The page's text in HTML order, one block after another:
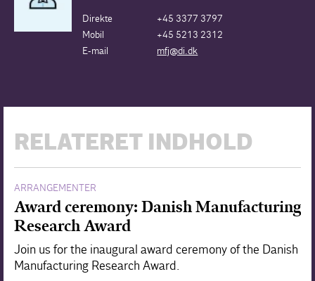
Direkte
+45 3377 3797
Mobil
+45 5213 2312
E-mail
mfj@di.dk
RELATERET INDHOLD
ARRANGEMENTER
Award ceremony: Danish Manufacturing
Research Award
Join us for the inaugural award ceremony of the Danish
Manufacturing Research Award.